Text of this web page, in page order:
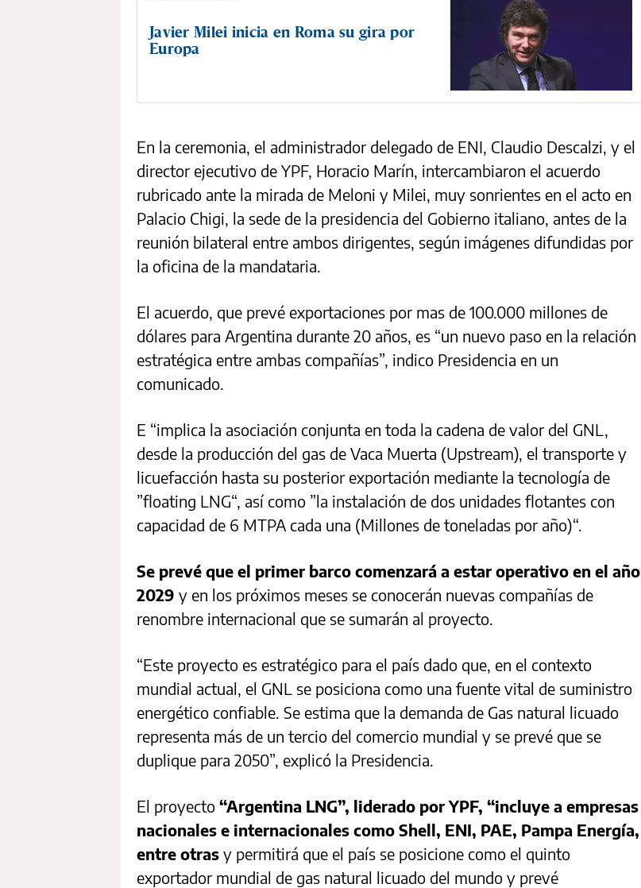
Javier Milei inicia en Roma su gira por
Europa
En la ceremonia, el administrador delegado de ENI, Claudio Descalzi, y el
director ejecutivo de YPF, Horacio Marín, intercambiaron el acuerdo
rubricado ante la mirada de Meloni y Milei, muy sonrientes en el acto en
Palacio Chigi, la sede de la presidencia del Gobierno italiano, antes de la
reunión bilateral entre ambos dirigentes, según imágenes difundidas por
la oficina de la mandataria.
El acuerdo, que prevé exportaciones por mas de 100.000 millones de
dólares para Argentina durante 20 años, es “un nuevo paso en la relación
estratégica entre ambas compañías”, indico Presidencia en un
comunicado.
E “implica la asociación conjunta en toda la cadena de valor del GNL,
desde la producción del gas de Vaca Muerta (Upstream), el transporte y
licuefacción hasta su posterior exportación mediante la tecnología de
”floating LNG“, así como ”la instalación de dos unidades flotantes con
capacidad de 6 MTPA cada una (Millones de toneladas por año)“.
Se prevé que el primer barco comenzará a estar operativo en el año
2029 y en los próximos meses se conocerán nuevas compañías de
renombre internacional que se sumarán al proyecto.
“Este proyecto es estratégico para el país dado que, en el contexto
mundial actual, el GNL se posiciona como una fuente vital de suministro
energético confiable. Se estima que la demanda de Gas natural licuado
representa más de un tercio del comercio mundial y se prevé que se
duplique para 2050”, explicó la Presidencia.
El proyecto “Argentina LNG”, liderado por YPF, “incluye a empresas
nacionales e internacionales como Shell, ENI, PAE, Pampa Energía,
entre otras y permitirá que el país se posicione como el quinto
exportador mundial de gas natural licuado del mundo y prevé